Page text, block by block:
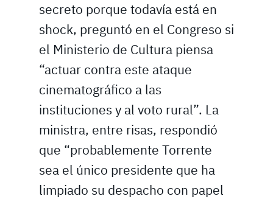
secreto porque todavía está en
shock, preguntó en el Congreso si
el Ministerio de Cultura piensa
“actuar contra este ataque
cinematográfico a las
instituciones y al voto rural”. La
ministra, entre risas, respondió
que “probablemente Torrente
sea el único presidente que ha
limpiado su despacho con papel